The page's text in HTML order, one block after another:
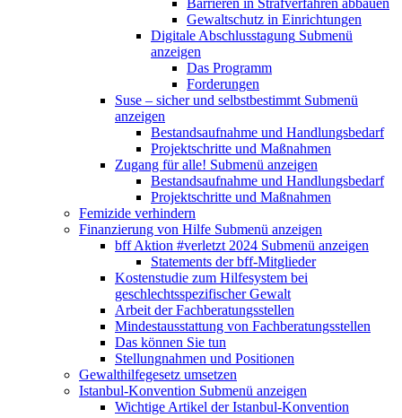
Barrieren in Strafverfahren abbauen
Gewaltschutz in Einrichtungen
Digitale Abschlusstagung Submenü
anzeigen
Das Programm
Forderungen
Suse – sicher und selbstbestimmt Submenü
anzeigen
Bestandsaufnahme und Handlungsbedarf
Projektschritte und Maßnahmen
Zugang für alle! Submenü anzeigen
Bestandsaufnahme und Handlungsbedarf
Projektschritte und Maßnahmen
Femizide verhindern
Finanzierung von Hilfe Submenü anzeigen
bff Aktion #verletzt 2024 Submenü anzeigen
Statements der bff-Mitglieder
Kostenstudie zum Hilfesystem bei
geschlechtsspezifischer Gewalt
Arbeit der Fachberatungsstellen
Mindestausstattung von Fachberatungsstellen
Das können Sie tun
Stellungnahmen und Positionen
Gewalthilfegesetz umsetzen
Istanbul-Konvention Submenü anzeigen
Wichtige Artikel der Istanbul-Konvention